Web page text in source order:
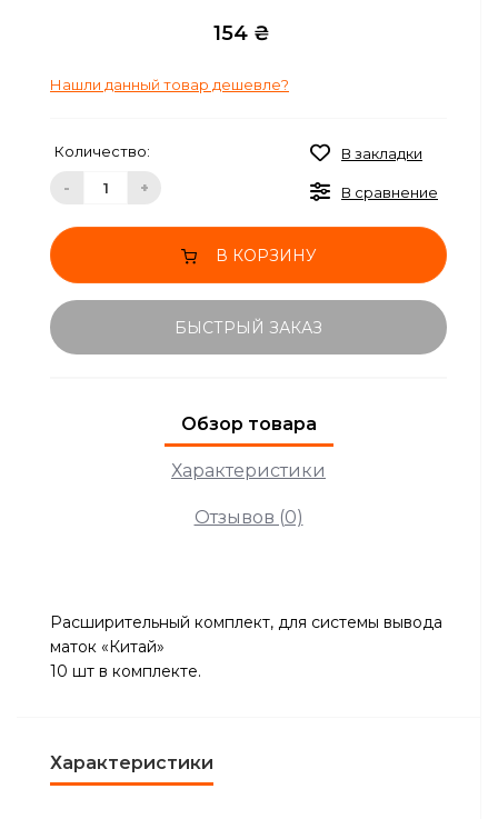
154 ₴
Нашли данный товар дешевле?
Количество:
- +
В закладки
В сравнение
В КОРЗИНУ
БЫСТРЫЙ ЗАКАЗ
Обзор товара
Характеристики
Отзывов (0)
Расширительный комплект, для системы вывода
маток «Китай»
10 шт в комплекте.
Характеристики